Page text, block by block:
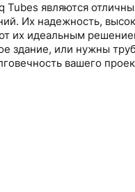
являются
Их надежность,
их идеальным
здание, или нужны
вашего